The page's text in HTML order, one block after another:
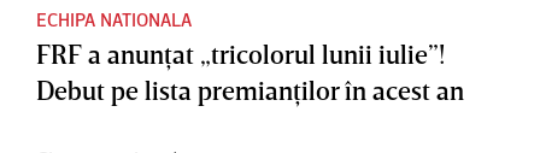
ECHIPA NATIONALA
FRF a anunţat „tricolorul lunii iulie”!
Debut pe lista premianţilor în acest an